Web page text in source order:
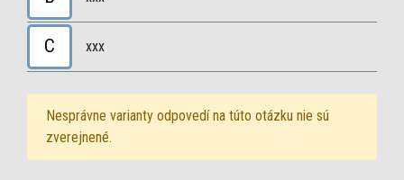
C xxx
Nesprávne varianty odpovedí na túto otázku nie sú
zverejnené.